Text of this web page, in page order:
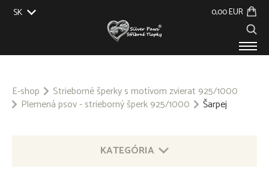
SK
0,00 EUR
O NÁS
GALÉRIA
E-shop
Strieborné šperky s motívom zvierat 925/1000
Plemená psov - strieborný šperk 925/1000
Šarpej
KATEGÓRIA